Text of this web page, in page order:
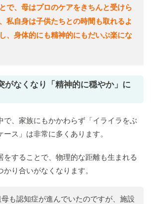
で、母はプロのケアをきちんと受けら
私自身は子供たちとの時間も取れるよ
、身体的にも精神的にもだいぶ楽にな
がなくなり「精神的に穏やか」に
で、家族にもかかわらず「イライラをぶ
ス」は非常に多くあります。
をすることで、物理的な距離も生まれる
り合いがなくなります。
も認知症が進んでいたのですが、施設